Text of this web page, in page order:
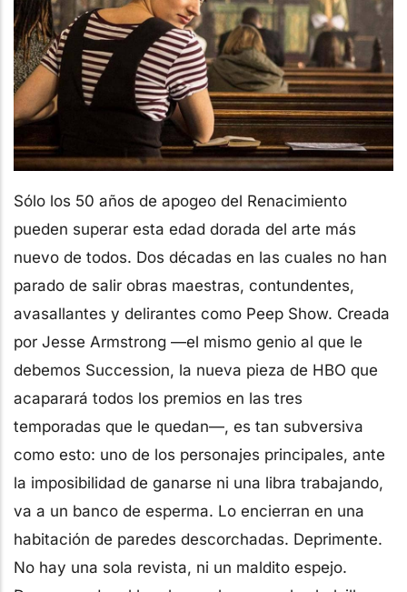
Sólo los 50 años de apogeo del Renacimiento
pueden superar esta edad dorada del arte más
nuevo de todos. Dos décadas en las cuales no han
parado de salir obras maestras, contundentes,
avasallantes y delirantes como Peep Show. Creada
por Jesse Armstrong —el mismo genio al que le
debemos Succession, la nueva pieza de HBO que
acaparará todos los premios en las tres
temporadas que le quedan—, es tan subversiva
como esto: uno de los personajes principales, ante
la imposibilidad de ganarse ni una libra trabajando,
va a un banco de esperma. Lo encierran en una
habitación de paredes descorchadas. Deprimente.
No hay una sola revista, ni un maldito espejo.